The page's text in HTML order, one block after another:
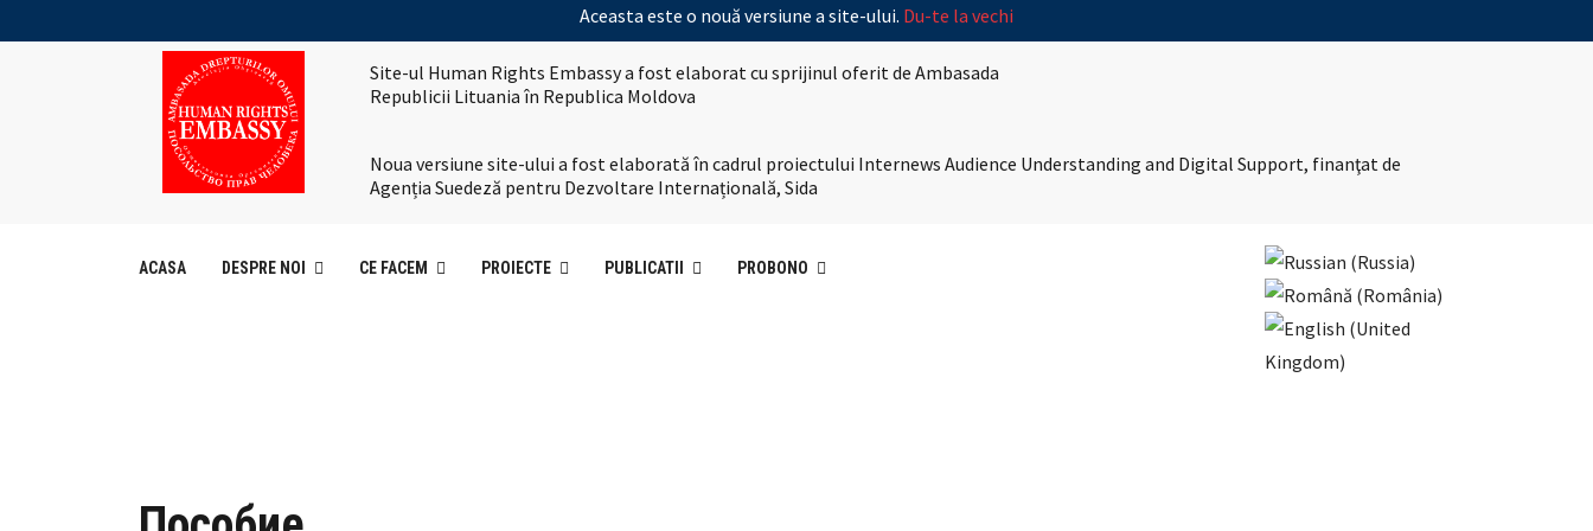
Aceasta este o nouă versiune a site-ului. Du-te la vechi
Site-ul Human Rights Embassy a fost elaborat cu sprijinul oferit de Ambasada
Republicii Lituania în Republica Moldova
Noua versiune site-ului a fost elaborată în cadrul proiectului Internews Audience Understanding and Digital Support, finanţat de
Agenția Suedeză pentru Dezvoltare Internațională, Sida
ACASA DESPRE NOI CE FACEM PROIECTE PUBLICATII PROBONO